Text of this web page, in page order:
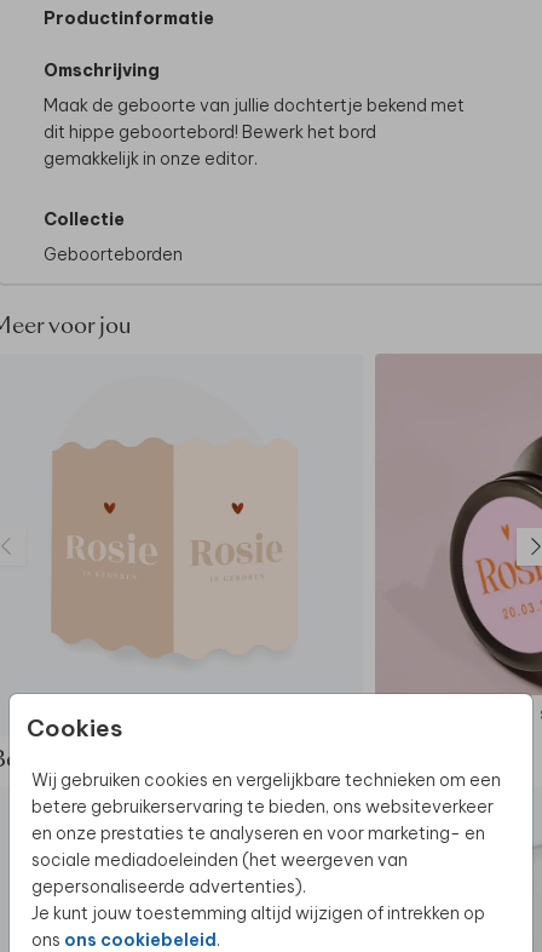
Cookies
Wij gebruiken cookies en vergelijkbare technieken om een
betere gebruikerservaring te bieden, ons websiteverkeer
en onze prestaties te analyseren en voor marketing- en
sociale mediadoeleinden (het weergeven van
gepersonaliseerde advertenties).
Je kunt jouw toestemming altijd wijzigen of intrekken op
ons ons cookiebeleid.
Productinformatie
Omschrijving
Maak de geboorte van jullie dochtertje bekend met
dit hippe geboortebord! Bewerk het bord
gemakkelijk in onze editor.
Collectie
Geboorteborden
voor jou
de complete set